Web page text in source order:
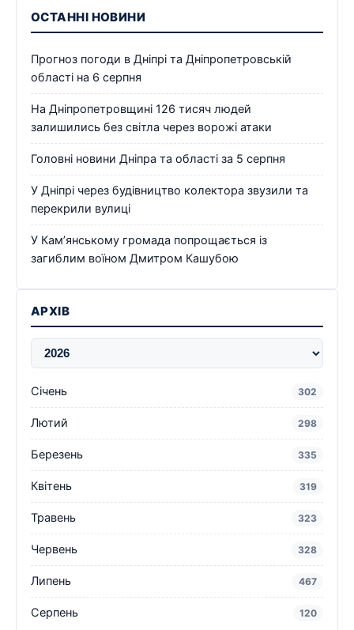
ОСТАННІ НОВИНИ
Прогноз погоди в Дніпрі та Дніпропетровській
області на 6 серпня
На Дніпропетровщині 126 тисяч людей
залишились без світла через ворожі атаки
Головні новини Дніпра та області за 5 серпня
У Дніпрі через будівництво колектора звузили та
перекрили вулиці
У Кам’янському громада попрощається із
загиблим воїном Дмитром Кашубою
АРХІВ
Січень 302
Лютий 298
Березень 335
Квітень 319
Травень 323
Червень 328
Липень 467
Серпень 120